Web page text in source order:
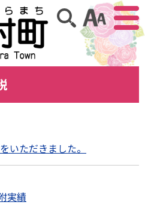
アクセ
サイト内検索
いただきました。
実績